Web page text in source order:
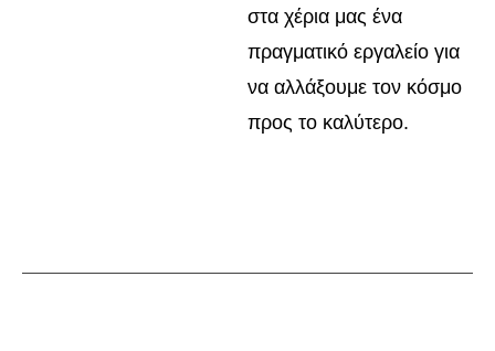
στα χέρια μας ένα
πραγματικό εργαλείο για
να αλλάξουμε τον κόσμο
προς το καλύτερο.